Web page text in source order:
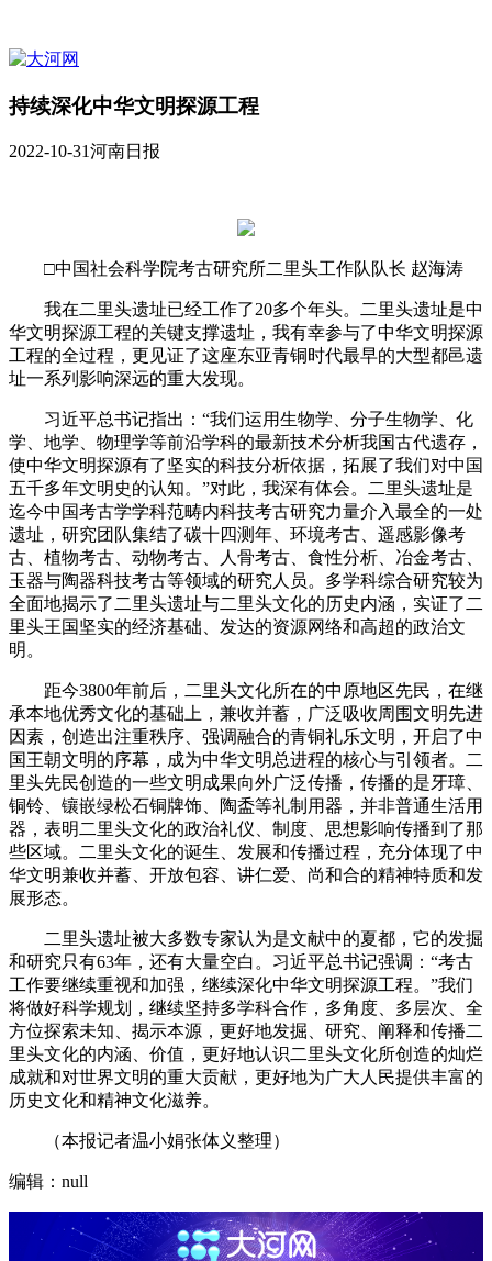
持续深化中华文明探源工程
2022-10-31河南日报
□中国社会科学院考古研究所二里头工作队队长 赵海涛
我在二里头遗址已经工作了20多个年头。二里头遗址是中
华文明探源工程的关键支撑遗址，我有幸参与了中华文明探源
工程的全过程，更见证了这座东亚青铜时代最早的大型都邑遗
址一系列影响深远的重大发现。
习近平总书记指出：“我们运用生物学、分子生物学、化
学、地学、物理学等前沿学科的最新技术分析我国古代遗存，
使中华文明探源有了坚实的科技分析依据，拓展了我们对中国
五千多年文明史的认知。”对此，我深有体会。二里头遗址是
迄今中国考古学学科范畴内科技考古研究力量介入最全的一处
遗址，研究团队集结了碳十四测年、环境考古、遥感影像考
古、植物考古、动物考古、人骨考古、食性分析、冶金考古、
玉器与陶器科技考古等领域的研究人员。多学科综合研究较为
全面地揭示了二里头遗址与二里头文化的历史内涵，实证了二
里头王国坚实的经济基础、发达的资源网络和高超的政治文
明。
距今3800年前后，二里头文化所在的中原地区先民，在继
承本地优秀文化的基础上，兼收并蓄，广泛吸收周围文明先进
因素，创造出注重秩序、强调融合的青铜礼乐文明，开启了中
国王朝文明的序幕，成为中华文明总进程的核心与引领者。二
里头先民创造的一些文明成果向外广泛传播，传播的是牙璋、
铜铃、镶嵌绿松石铜牌饰、陶盉等礼制用器，并非普通生活用
器，表明二里头文化的政治礼仪、制度、思想影响传播到了那
些区域。二里头文化的诞生、发展和传播过程，充分体现了中
华文明兼收并蓄、开放包容、讲仁爱、尚和合的精神特质和发
展形态。
二里头遗址被大多数专家认为是文献中的夏都，它的发掘
和研究只有63年，还有大量空白。习近平总书记强调：“考古
工作要继续重视和加强，继续深化中华文明探源工程。”我们
将做好科学规划，继续坚持多学科合作，多角度、多层次、全
方位探索未知、揭示本源，更好地发掘、研究、阐释和传播二
里头文化的内涵、价值，更好地认识二里头文化所创造的灿烂
成就和对世界文明的重大贡献，更好地为广大人民提供丰富的
历史文化和精神文化滋养。
（本报记者温小娟张体义整理）
编辑：null